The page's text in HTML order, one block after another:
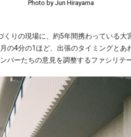
Photo by Jun Hirayama
りの現場に、約5年間携わっている大
の4分の1ほど、出張のタイミングと
バーたちの意見を調整するファシリテ